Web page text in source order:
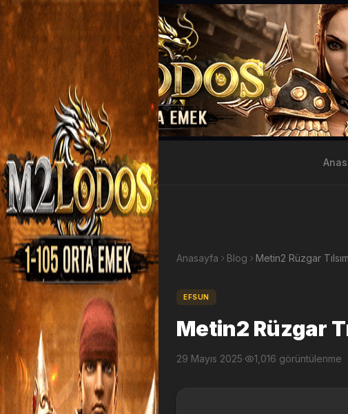
EP Kazan
Anasayfa Blog Metin2 Rüzgar
EFSUN
Metin2 Rüzgar
29 Mayıs 2025· 1,016 görüntülenme